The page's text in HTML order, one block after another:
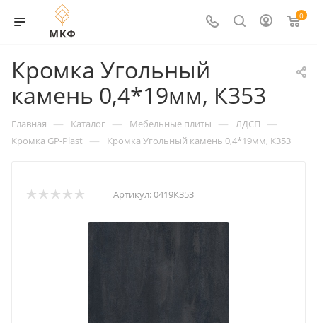
0
Кромка Угольный
камень 0,4*19мм, К353
Главная — Каталог — Мебельные плиты — ЛДСП —
Кромка GP-Plast — Кромка Угольный камень 0,4*19мм, К353
Артикул:0419К353